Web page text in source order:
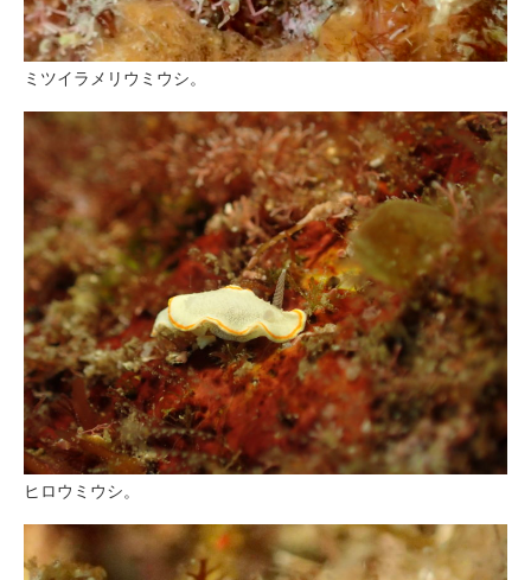
ミツイラメリウミウシ。
ヒロウミウシ。